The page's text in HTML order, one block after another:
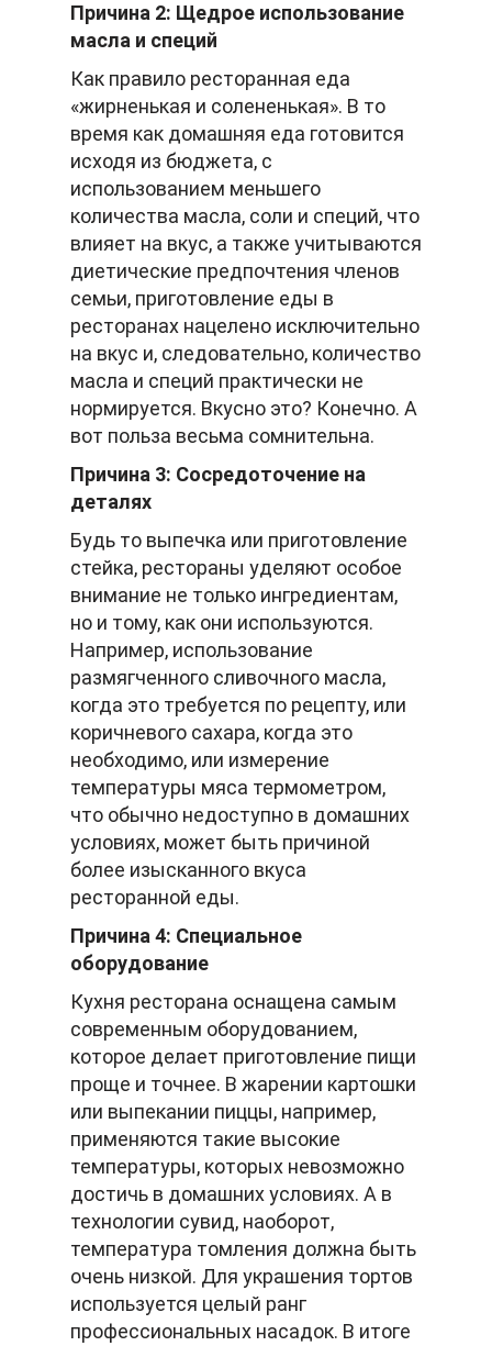
Причина 2: Щедрое использование
масла и специй
Как правило ресторанная еда
«жирненькая и солененькая». В то
время как домашняя еда готовится
исходя из бюджета, с
использованием меньшего
количества масла, соли и специй, что
влияет на вкус, а также учитываются
диетические предпочтения членов
семьи, приготовление еды в
ресторанах нацелено исключительно
на вкус и, следовательно, количество
масла и специй практически не
нормируется. Вкусно это? Конечно. А
вот польза весьма сомнительна.
Причина 3: Сосредоточение на
деталях
Будь то выпечка или приготовление
стейка, рестораны уделяют особое
внимание не только ингредиентам,
но и тому, как они используются.
Например, использование
размягченного сливочного масла,
когда это требуется по рецепту, или
коричневого сахара, когда это
необходимо, или измерение
температуры мяса термометром,
что обычно недоступно в домашних
условиях, может быть причиной
более изысканного вкуса
ресторанной еды.
Причина 4: Специальное
оборудование
Кухня ресторана оснащена самым
современным оборудованием,
которое делает приготовление пищи
проще и точнее. В жарении картошки
или выпекании пиццы, например,
применяются такие высокие
температуры, которых невозможно
достичь в домашних условиях. А в
технологии сувид, наоборот,
температура томления должна быть
очень низкой. Для украшения тортов
используется целый ранг
профессиональных насадок. В итоге